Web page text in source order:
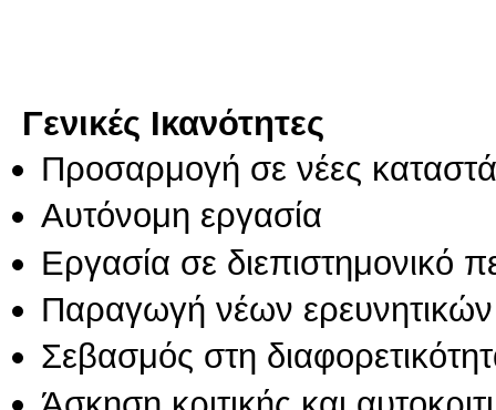
Γενικές Ικανότητες
Προσαρμογή σε νέες
Αυτόνομη εργασία
Εργασία σε διεπιστημονικό
Παραγωγή νέων
Σεβασμός στη